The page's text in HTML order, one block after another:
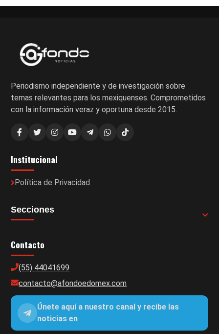
entradas
Periodismo independiente y de investigación sobre
temas relevantes para los mexiquenses. Comprometidos
con la información veraz y oportuna desde 2015.
Institucional
Política de Privacidad
Secciones
Contacto
(55) 44041699
contacto@afondoedomex.com
Únete aquí a nuestro canal y recibe las
noticias en